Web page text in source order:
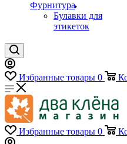
Фурнитура
Булавки для
этикеток
Избранные товары 0
Избранные товары 0